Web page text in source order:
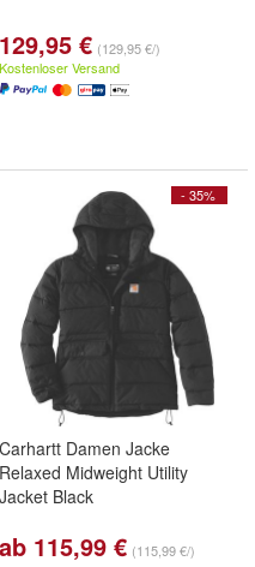
129,95 € (129,95 €/)
Kostenloser Versand
- 35%
Carhartt Damen Jacke
Relaxed Midweight Utility
Jacket Black
ab 115,99 € (115,99 €/)